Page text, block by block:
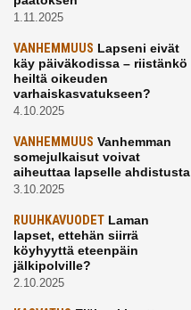
1.11.2025
VANHEMMUUS Lapseni eivät
käy päiväkodissa – riistänkö
heiltä oikeuden
varhaiskasvatukseen?
4.10.2025
VANHEMMUUS Vanhemman
somejulkaisut voivat
aiheuttaa lapselle ahdistusta
3.10.2025
RUUHKAVUODET Laman
lapset, ettehän siirrä
köyhyyttä eteenpäin
jälkipolville?
2.10.2025